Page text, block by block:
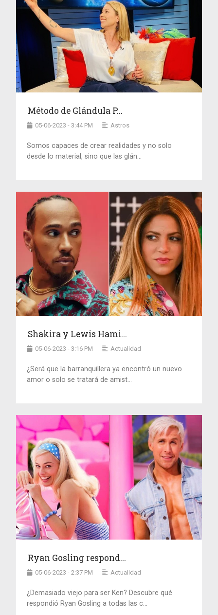
Método de Glándula P...
05-06-2023 - 3:44 PM Astros
Somos capaces de crear realidades y no solo
desde lo material, sino que las glán...
Shakira y Lewis Hami...
05-06-2023 - 3:16 PM Actualidad
¿Será que la barranquillera ya encontró un nuevo
amor o solo se tratará de amist...
Ryan Gosling respond...
05-06-2023 - 2:37 PM Actualidad
¿Demasiado viejo para ser Ken? Descubre qué
respondió Ryan Gosling a todas las c...